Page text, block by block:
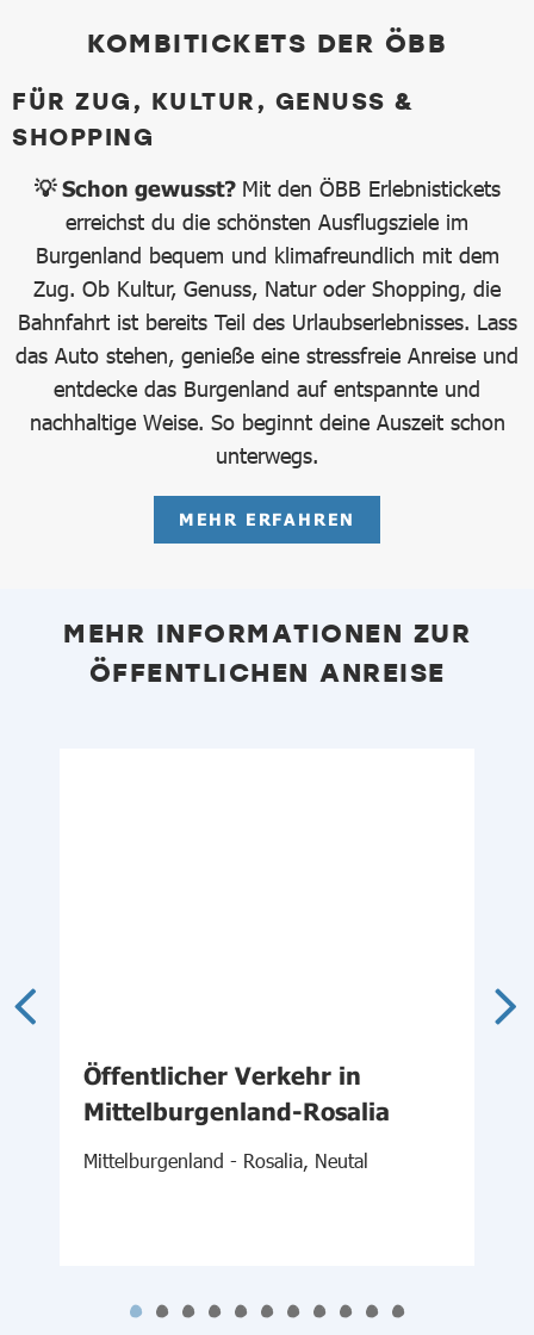
KOMBITICKETS DER ÖBB
FÜR ZUG, KULTUR, GENUSS &
SHOPPING
💡 Schon gewusst? Mit den ÖBB Erlebnistickets
erreichst du die schönsten Ausflugsziele im
Burgenland bequem und klimafreundlich mit dem
Zug. Ob Kultur, Genuss, Natur oder Shopping, die
Bahnfahrt ist bereits Teil des Urlaubserlebnisses. Lass
das Auto stehen, genieße eine stressfreie Anreise und
entdecke das Burgenland auf entspannte und
nachhaltige Weise. So beginnt deine Auszeit schon
unterwegs.
MEHR ERFAHREN
MEHR INFORMATIONEN ZUR
ÖFFENTLICHEN ANREISE
Öffentlicher Verkehr in
Mittelburgenland-Rosalia
Mittelburgenland - Rosalia, Neutal